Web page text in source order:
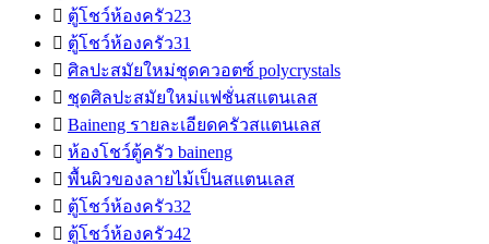
 ตู้โชว์ห้องครัว23
 ตู้โชว์ห้องครัว31
 ศิลปะสมัยใหม่ชุดควอตซ์ polycrystals
 ชุดศิลปะสมัยใหม่แฟชั่นสแตนเลส
 Baineng รายละเอียดครัวสแตนเลส
 ห้องโชว์ตู้ครัว baineng
 พื้นผิวของลายไม้เป็นสแตนเลส
 ตู้โชว์ห้องครัว32
 ตู้โชว์ห้องครัว42